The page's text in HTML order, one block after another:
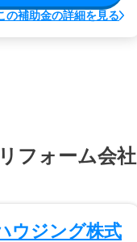
の補助金の詳細を見る
フォーム会社
ウジング株式